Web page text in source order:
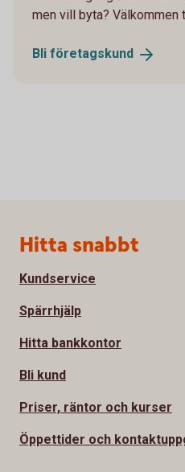
men vill byta? Välkommen
Bli företagskund
Sidfot
Hitta snabbt
Kundservice
Spärrhjälp
Hitta bankkontor
Bli kund
Priser, räntor och kurser
Öppettider och